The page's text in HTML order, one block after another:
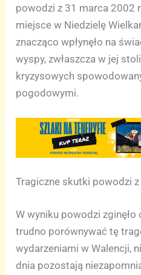
powodzi z 31 marca 2002
miejsce w Niedzielę
znacząco wpłynęło na
wyspy, zwłaszcza w jej
kryzysowych
pogodowymi.
Tragiczne skutki powodzi
W wyniku powodzi
trudno porównywać tę
wydarzeniami w Walencji,
dnia pozostają